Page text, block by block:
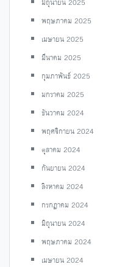
พฤษภาคม 2025
เมษายน 2025
มีนาคม 2025
กุมภาพันธ์ 2025
มกราคม 2025
ธันวาคม 2024
พฤศจิกายน 2024
ตุลาคม 2024
กันยายน 2024
สิงหาคม 2024
กรกฎาคม 2024
มิถุนายน 2024
พฤษภาคม 2024
เมษายน 2024